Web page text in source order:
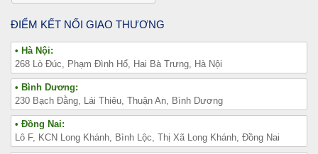
ĐIỂM KẾT NỐI GIAO THƯƠNG
• Hà Nội:
268 Lò Đúc, Phạm Đình Hổ, Hai Bà Trưng, Hà Nội
• Bình Dương:
230 Bạch Đằng, Lái Thiêu, Thuận An, Bình Dương
• Đồng Nai:
Lô F, KCN Long Khánh, Bình Lộc, Thị Xã Long Khánh, Đồng Nai